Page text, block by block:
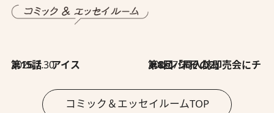
2026.7.30
第15話 アイス 2026.7.30
第8回「同人誌即売会にチャレンジ その2」
コミック＆エッセイルームTOP